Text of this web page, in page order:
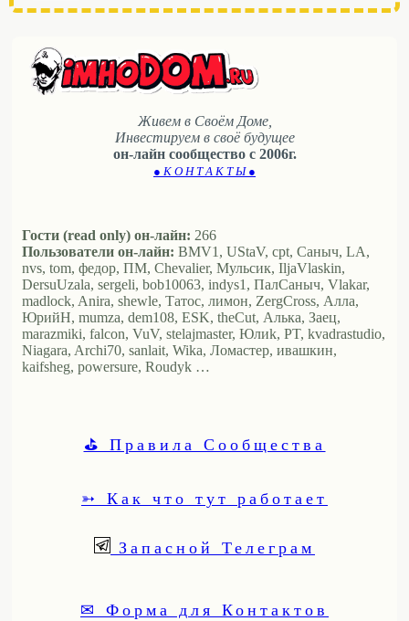
Живем в Своём Доме,
Инвестируем в своё будущее
он-лайн сообщество с 2006г.
● К О Н Т А К Т Ы ●
Гости (read only) он-лайн: 266
Пользователи он-лайн: BMV1, UStaV, cpt, Саныч, LA,
nvs, tom, федор, ПМ, Chevalier, Мульсик, IljaVlaskin,
DersuUzala, sergeli, bob10063, indys1, ПалСаныч, Vlakar,
madlock, Anira, shewle, Татос, лимон, ZergCross, Алла,
ЮрийН, mumza, dem108, ESK, theCut, Алька, Заец,
marazmiki, falcon, VuV, stelajmaster, Юлиk, PT, kvadrastudio,
Niagara, Archi70, sanlait, Wika, Ломастер, ивашкин,
kaifsheg, powersure, Roudyk …
⛳ Правила Сообщества
➳ Как что тут работает
Запасной Телеграм
✉ Форма для Контактов